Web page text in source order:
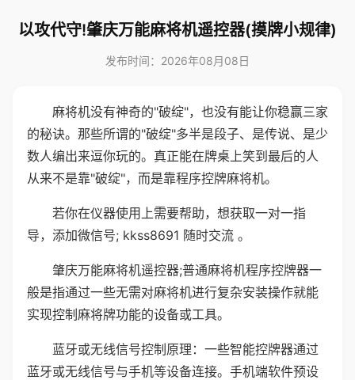
以攻代守!肇庆万能麻将机遥控器(摸牌小规律)
发布时间：2026年08月08日
麻将机没有神奇的"破绽"，也没有能让你稳赢三家
的秘诀。那些所谓的"破绽"多半是段子、是传说、是少
数人编出来逗你玩的。真正能在牌桌上笑到最后的人
从来不是靠"破绽"，而是靠程序控牌麻将机。
若你在仪器使用上需要帮助，想获取一对一指
导，添加微信号; kkss8691 随时交流 。
肇庆万能麻将机遥控器;普通麻将机程序控牌器一
般是指通过一些无需对麻将机进行复杂安装操作就能
实现控制麻将牌功能的设备或工具。
蓝牙或无线信号控制原理：一些智能控牌器通过
蓝牙或无线信号与手机等设备连接。手机端软件预设